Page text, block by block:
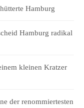
Hamburg
Hamburg radikal
kleinen Kratzer
der renommiertesten